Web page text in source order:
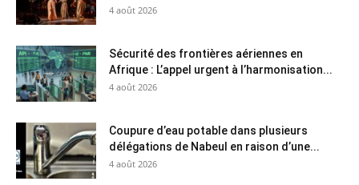
4 août 2026
Sécurité des frontières aériennes en
Afrique : L’appel urgent à l’harmonisation...
4 août 2026
Coupure d’eau potable dans plusieurs
délégations de Nabeul en raison d’une...
4 août 2026